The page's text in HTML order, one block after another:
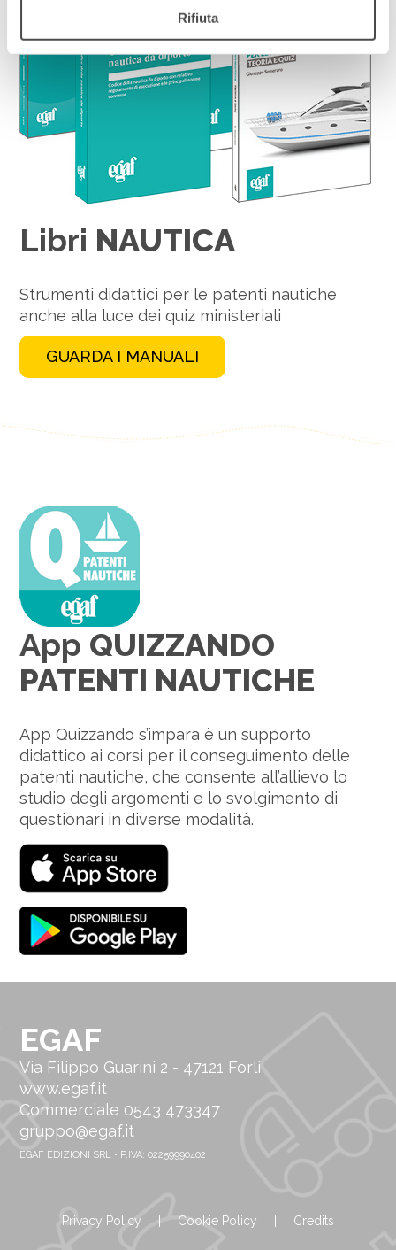
Rifiuta
Libri NAUTICA
Strumenti didattici per le patenti nautiche
anche alla luce dei quiz ministeriali
GUARDA I MANUALI
App QUIZZANDO
PATENTI NAUTICHE
App Quizzando s’impara è un supporto
didattico ai corsi per il conseguimento delle
patenti nautiche, che consente all’allievo lo
studio degli argomenti e lo svolgimento di
questionari in diverse modalità.
EGAF
Via Filippo Guarini 2 - 47121 Forlì
www.egaf.it
Commerciale 0543 473347
gruppo@egaf.it
EGAF EDIZIONI SRL • P.IVA: 02259990402
Privacy Policy Cookie Policy Credits